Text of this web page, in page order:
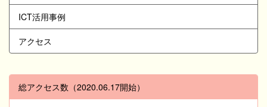
ICT活用事例
アクセス
総アクセス数（2020.06.17開始）